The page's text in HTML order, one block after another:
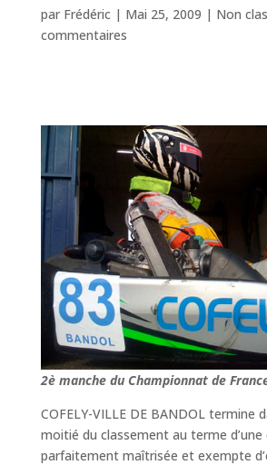
par Frédéric| Mai 25, 2009 | Non
commentaires
2èmanche du Championnat de
COFELY-VILLE DE BANDOL termine
moitié du classement au terme d’une
parfaitement maîtrisée et exempte